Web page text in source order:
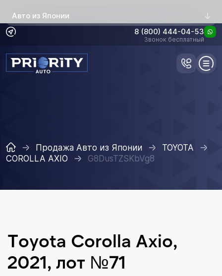
Авто из Японии
8 (800) 444-04-53
Звонок бесплатный
Продажа Авто из Японии
TOYOTA
COROLLA AXIO
G8DusTZSKbVg8
Toyota Corolla Axio,
2021, лот №71